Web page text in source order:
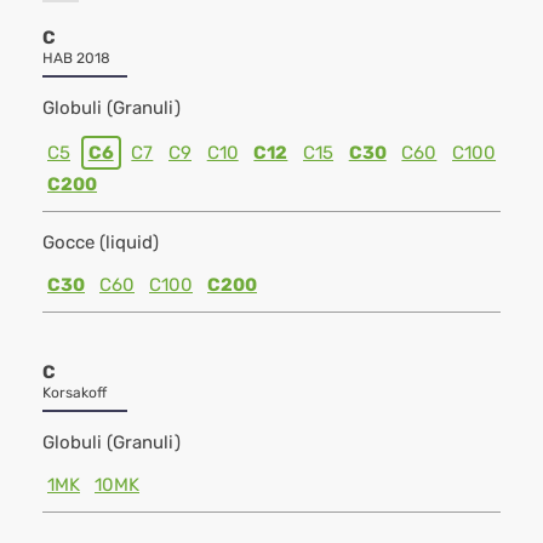
C
HAB 2018
Globuli (Granuli)
C5 C6 C7 C9 C10 C12 C15 C30 C60
C100
C200
Gocce (liquid)
C30
C60 C100 C200
C
Korsakoff
Globuli (Granuli)
1MK
10MK